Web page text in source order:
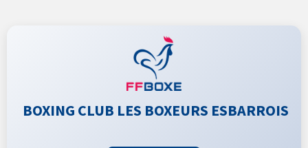
BOXING CLUB LES BOXEURS ESBARROIS